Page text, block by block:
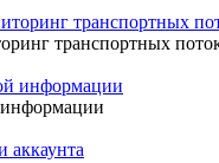
транспортных